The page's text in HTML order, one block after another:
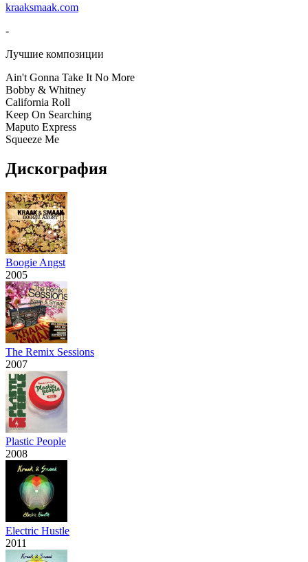
kraaksmaak.com
-
Лучшие композиции
Ain't Gonna Take It No More
Bobby & Whitney
California Roll
Keep On Searching
Maputo Express
Squeeze Me
Дискография
Boogie Angst
2005
The Remix Sessions
2007
Plastic People
2008
Electric Hustle
2011